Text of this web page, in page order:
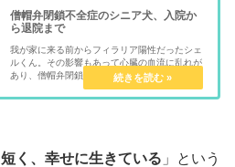
僧帽弁閉鎖不全症のシニア犬、入院か
ら退院まで
我が家に来る前からフィラリア陽性だったシェ
ルくん。その影響もあって心臓の血流に乱れが
あり、僧帽弁閉鎖不全症と診断を受けていまし
た。実は先日、胸水・肺水が溜まり一時危険な
状態となっていました。当時は「余命はどうな
く、幸せに生きている 」という